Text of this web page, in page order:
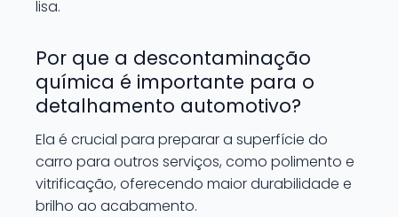
lisa.
Por que a descontaminação
química é importante para o
detalhamento automotivo?
Ela é crucial para preparar a superfície do
carro para outros serviços, como polimento e
vitrificação, oferecendo maior durabilidade e
brilho ao acabamento.